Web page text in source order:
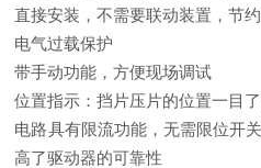
直接安装，不需要联动装置，节
电气过载保护
带手动功能，方便现场调试
位置指示：挡片压片的位置一目
电路具有限流功能，无需限位开
高了驱动器的可靠性